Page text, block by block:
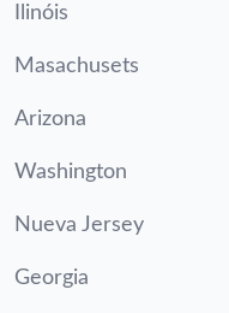
Ilinóis
Masachusets
Arizona
Washington
Nueva Jersey
Georgia